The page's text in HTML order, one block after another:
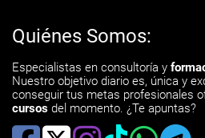
Quiénes Somos:
Especialistas en consultoría y
Nuestro objetivo diario es, única y
conseguir tus metas profesionales
cursos del momento. ¿Te apuntas?